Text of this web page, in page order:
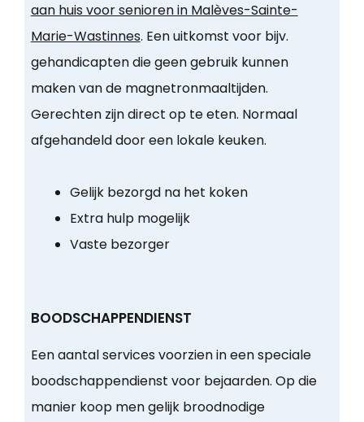
aan huis voor senioren in Malèves-Sainte-
Marie-Wastinnes. Een uitkomst voor bijv.
gehandicapten die geen gebruik kunnen
maken van de magnetronmaaltijden.
Gerechten zijn direct op te eten. Normaal
afgehandeld door een lokale keuken.
Gelijk bezorgd na het koken
Extra hulp mogelijk
Vaste bezorger
BOODSCHAPPENDIENST
Een aantal services voorzien in een speciale
boodschappendienst voor bejaarden. Op die
manier koop men gelijk broodnodige